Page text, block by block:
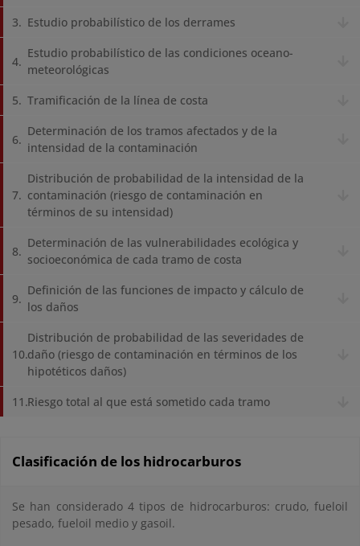
Estudio probabilístico de los derrames
Estudio probabilístico de las condiciones oceano-
meteorológicas
Tramificación de la línea de costa
Determinación de los tramos afectados y de la
intensidad de la contaminación
Distribución de probabilidad de la intensidad de la
contaminación (riesgo de contaminación en
términos de su intensidad)
Determinación de las vulnerabilidades ecológica y
socioeconómica de cada tramo de costa
Definición de las funciones de impacto y cálculo de
los daños
Distribución de probabilidad de las severidades de
daño (riesgo de contaminación en términos de los
hipotéticos daños)
Riesgo total al que está sometido cada tramo
Clasificación de los hidrocarburos
Se han considerado 4 tipos de hidrocarburos: crudo, fueloil
pesado, fueloil medio y gasoil.